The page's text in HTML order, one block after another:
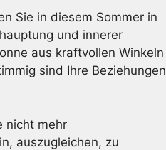
Sie in diesem Sommer in
und innerer
aus kraftvollen Winkeln
sind Ihre Beziehungen
nicht mehr
auszugleichen, zu